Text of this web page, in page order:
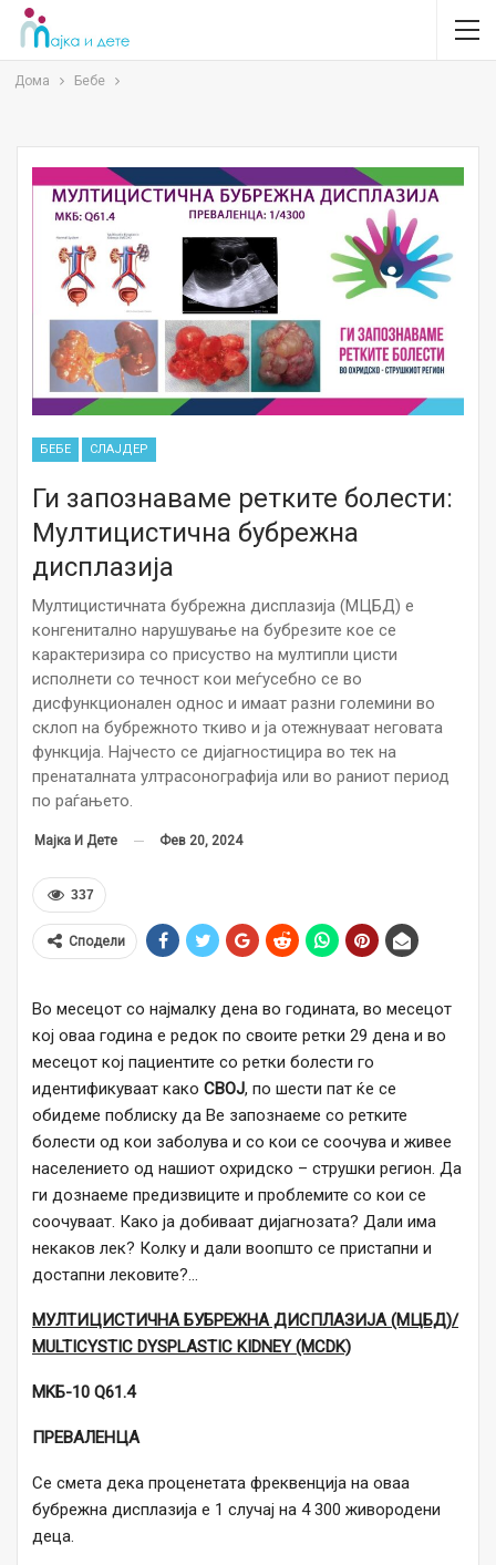
Дома Бебе
БЕБЕ СЛАЈДЕР
Ги запознаваме ретките болести:
Мултицистична бубрежна
дисплазија
Мултицистичната бубрежна дисплазија (МЦБД) е
конгенитално нарушување на бубрезите кое се
карактеризира со присуство на мултипли цисти
исполнети со течност кои меѓусебно се во
дисфункционален однос и имаат разни големини во
склоп на бубрежното ткиво и ја отежнуваат неговата
функција. Најчесто се дијагностицира во тек на
пренаталната ултрасонографија или во раниот период
по раѓањето.
Мајка И Дете Фев 20, 2024
337
Сподели
Во месецот со најмалку дена во годината, во месецот
кој оваа година е редок по своите ретки 29 дена и во
месецот кој пациентите со ретки болести го
идентификуваат како СВОЈ, по шести пат ќе се
обидеме поблиску да Ве запознаеме со ретките
болести од кои заболува и со кои се соочува и живее
населението од нашиот охридско – струшки регион. Да
ги дознаеме предизвиците и проблемите со кои се
соочуваат. Како ја добиваат дијагнозата? Дали има
некаков лек? Колку и дали воопшто се пристапни и
достапни лековите?…
МУЛТИЦИСТИЧНА БУБРЕЖНА ДИСПЛАЗИЈА (МЦБД)/
MULTICYSTIC DYSPLASTIC KIDNEY (MCDK)
MKБ-10 Q61.4
ПРЕВАЛЕНЦА
Се смета дека проценетата фреквенција на оваа
бубрежна дисплазија е 1 случај на 4 300 живородени
деца.